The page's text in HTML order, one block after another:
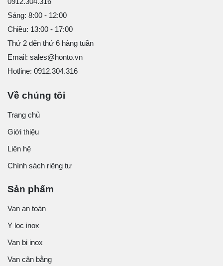
Sáng: 8:00 - 12:00
Chiều: 13:00 - 17:00
Thứ 2 đến thứ 6 hàng tuần
Email: sales@honto.vn
Hotline: 0912.304.316
Về chúng tôi
Trang chủ
Giới thiệu
Liên hệ
Chính sách riêng tư
Sản phẩm
Van an toàn
Y lọc inox
Van bi inox
Van cân bằng